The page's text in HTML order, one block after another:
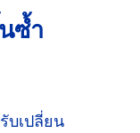
ซ้ำ
บเปลี่ยน